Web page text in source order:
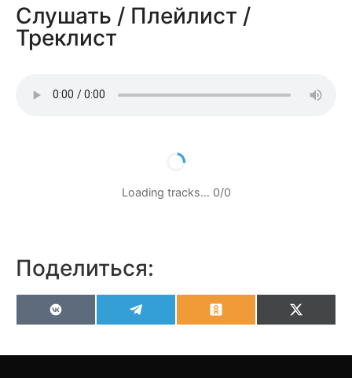
Слушать / Плейлист /
Треклист
Loading tracks… 0/0
Поделиться:
VK OdnoklassnikiX